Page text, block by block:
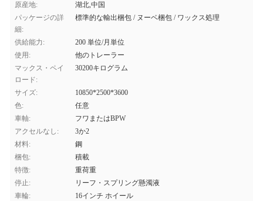
原産地:
湖北,中国
パッケージの詳
細:
標準的な輸出梱包 / ヌーベ梱包 / ワックス処理
供給能力:
200 単位/月単位
使用:
他のトレーラー
マックス・ペイ
ロード:
30200キログラム
サイズ:
10850*2500*3600
色:
任意
車軸:
フワまたはBPW
アクセルなし:
3か2
材料:
鋼
梱包:
積載
特徴:
重荷重
停止:
リーフ・スプリング懸濁液
車輪:
16インチ ホイール